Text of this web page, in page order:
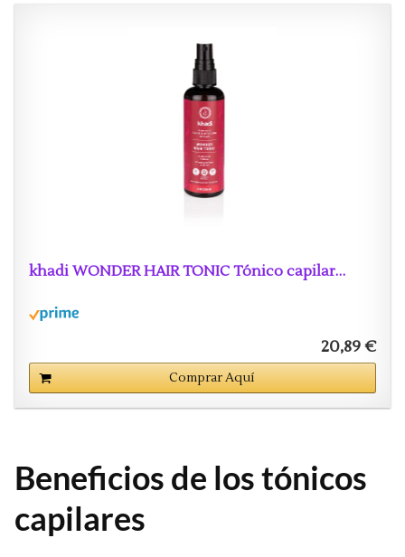
khadi WONDER HAIR TONIC Tónico capilar…
20,89 €
Comprar Aquí
Beneficios de los tónicos
capilares